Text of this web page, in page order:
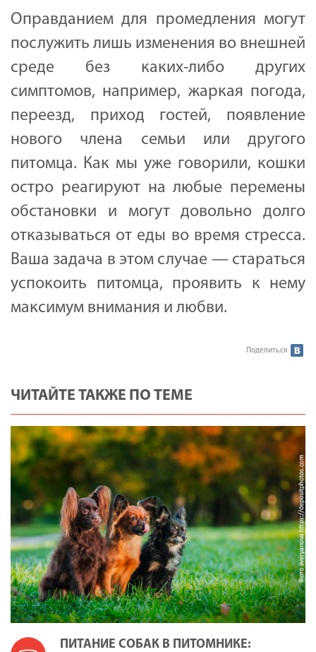
Оправданием для промедления могут
послужить лишь изменения во внешней
среде без каких-либо других
симптомов, например, жаркая погода,
переезд, приход гостей, появление
нового члена семьи или другого
питомца. Как мы уже говорили, кошки
остро реагируют на любые перемены
обстановки и могут довольно долго
отказываться от еды во время стресса.
Ваша задача в этом случае — стараться
успокоить питомца, проявить к нему
максимум внимания и любви.
Поделиться
ЧИТАЙТЕ ТАКЖЕ ПО ТЕМЕ
ПИТАНИЕ СОБАК В ПИТОМНИКЕ: